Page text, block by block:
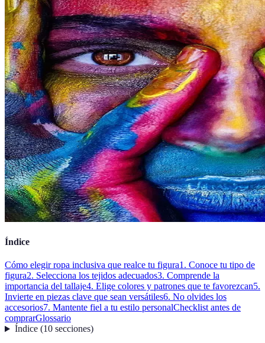
Índice
Cómo elegir ropa inclusiva que realce tu figura1. Conoce tu tipo de
figura2. Selecciona los tejidos adecuados3. Comprende la
importancia del tallaje4. Elige colores y patrones que te favorezcan5.
Invierte en piezas clave que sean versátiles6. No olvides los
accesorios7. Mantente fiel a tu estilo personalChecklist antes de
comprarGlossario
Índice(10 secciones)